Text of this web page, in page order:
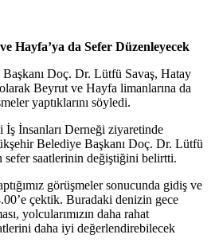
Hayfa’ya da Sefer Düzenleyecek
Doç. Dr. Lütfü Savaş, Hatay
Beyrut ve Hayfa limanlarına da
yaptıklarını söyledi.
İnsanları Derneği ziyaretinde
Belediye Başkanı Doç. Dr. Lütfü
sefer saatlerinin değiştiğini belirtti.
görüşmeler sonucunda gidiş ve
çektik. Buradaki denizin gece
yolcularımızın daha rahat
daha iyi değerlendirebilecek